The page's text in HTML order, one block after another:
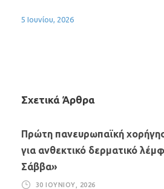
5 Ιουνίου, 2026
Σχετικά Άρθρα
Πρώτη πανευρωπαϊκή
για ανθεκτικό δερματικό
Σάββα»
30 ΙΟΥΝΊΟΥ, 2026